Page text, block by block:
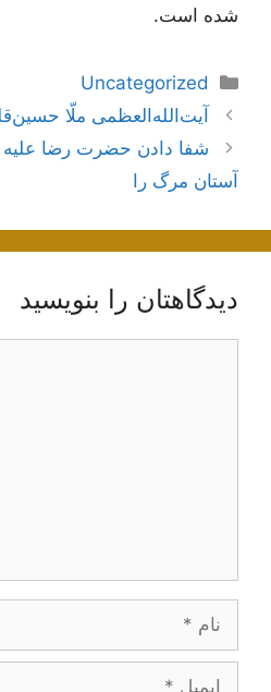
شده است.
دسته‌ها
Uncategorized
ناوبری
نوشته‌ها
آیت‌الله‌العظمی ملّا
شفا دادن حضرت رضا عليه
آستان مرگ را
دیدگاهتان را بنویسید